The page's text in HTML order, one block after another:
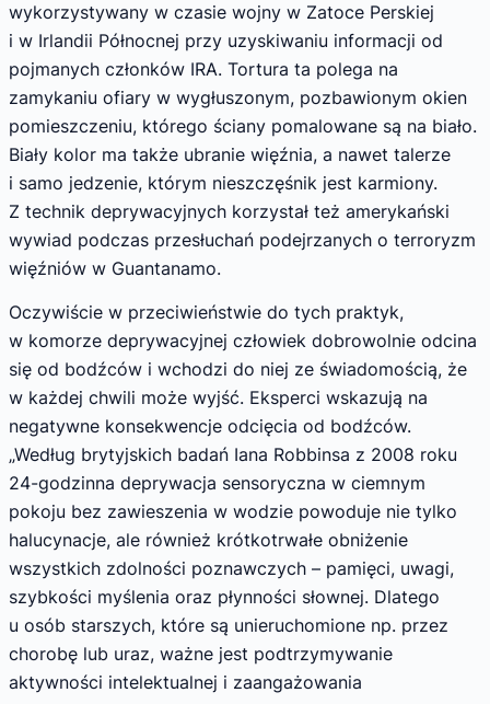
wykorzystywany w czasie wojny w Zatoce Perskiej
i w Irlandii Północnej przy uzyskiwaniu informacji od
pojmanych członków IRA. Tortura ta polega na
zamykaniu ofiary w wygłuszonym, pozbawionym okien
pomieszczeniu, którego ściany pomalowane są na biało.
Biały kolor ma także ubranie więźnia, a nawet talerze
i samo jedzenie, którym nieszczęśnik jest karmiony.
Z technik deprywacyjnych korzystał też amerykański
wywiad podczas przesłuchań podejrzanych o terroryzm
więźniów w Guantanamo.
Oczywiście w przeciwieństwie do tych praktyk,
w komorze deprywacyjnej człowiek dobrowolnie odcina
się od bodźców i wchodzi do niej ze świadomością, że
w każdej chwili może wyjść. Eksperci wskazują na
negatywne konsekwencje odcięcia od bodźców.
„Według brytyjskich badań Iana Robbinsa z 2008 roku
24-godzinna deprywacja sensoryczna w ciemnym
pokoju bez zawieszenia w wodzie powoduje nie tylko
halucynacje, ale również krótkotrwałe obniżenie
wszystkich zdolności poznawczych – pamięci, uwagi,
szybkości myślenia oraz płynności słownej. Dlatego
u osób starszych, które są unieruchomione np. przez
chorobę lub uraz, ważne jest podtrzymywanie
aktywności intelektualnej i zaangażowania